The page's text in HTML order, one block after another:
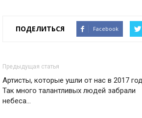
ПОДЕЛИТЬСЯ Facebook
Предыдущая статья
Артисты, которые ушли от нас в 2017
Так много талантливых людей забрали
небеса…